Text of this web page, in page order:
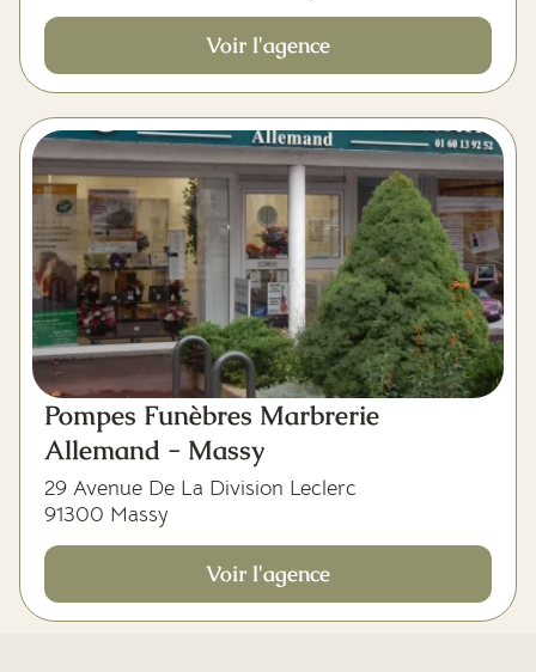
Voir l'agence
Pompes Funèbres Marbrerie
Allemand - Massy
29 Avenue De La Division Leclerc
91300 Massy
Voir l'agence